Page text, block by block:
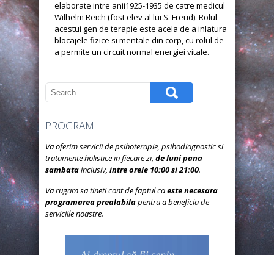
elaborate intre anii1925-1935 de catre medicul
Wilhelm Reich (fost elev al lui S. Freud). Rolul
acestui gen de terapie este acela de a inlatura
blocajele fizice si mentale din corp, cu rolul de
a permite un circuit normal energiei vitale.
PROGRAM
Va oferim servicii de psihoterapie, psihodiagnostic si
tratamente holistice in fiecare zi, de luni pana
sambatainclusiv, intre orele 10:00 si 21:00.
Va rugam sa tineti cont de faptul caeste necesara
programarea prealabilapentru a beneficia de
serviciile noastre.